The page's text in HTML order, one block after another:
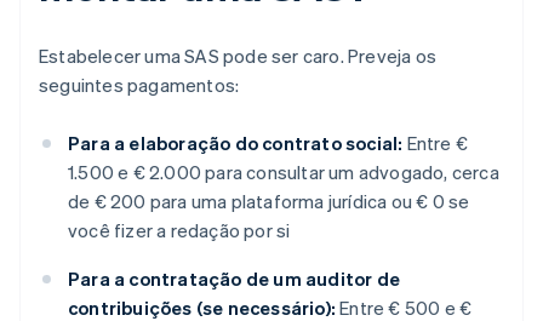
Estabelecer uma SAS pode ser caro. Preveja os
seguintes pagamentos:
Para a elaboração do contrato social: Entre €
1.500 e € 2.000 para consultar um advogado, cerca
de € 200 para uma plataforma jurídica ou € 0 se
você fizer a redação por si
Para a contratação de um auditor de
contribuições (se necessário): Entre € 500 e €